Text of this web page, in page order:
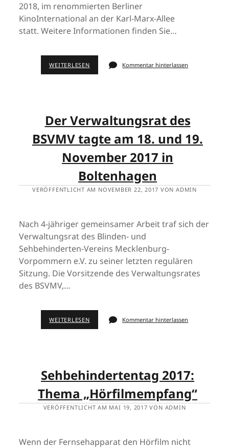
2018, im renommierten Berliner
KinoInternational an der Karl-Marx-Allee
statt. Weitere Informationen finden Sie…
WEITERLESEN Kommentar hinterlassen
Der Verwaltungsrat des
BSVMV tagte am 18. und 19.
November 2017 in
Boltenhagen
VERÖFFENTLICHT AM NOVEMBER 22, 2017 VON ADMIN
Nach 4-jähriger gemeinsamer Arbeit traf sich der
Verwaltungsrat des Blinden- und
Sehbehinderten-Vereins Mecklenburg-
Vorpommern e.V. zu seiner letzten regulären
Sitzung. Die Vorsitzende des Verwaltungsrates
des BSVMV,…
WEITERLESEN Kommentar hinterlassen
Sehbehindertentag 2017:
Thema „Hörfilmempfang“
VERÖFFENTLICHT AM MAI 19, 2017 VON ADMIN
Wenn der Fernsehapparat den Hörfilm nicht